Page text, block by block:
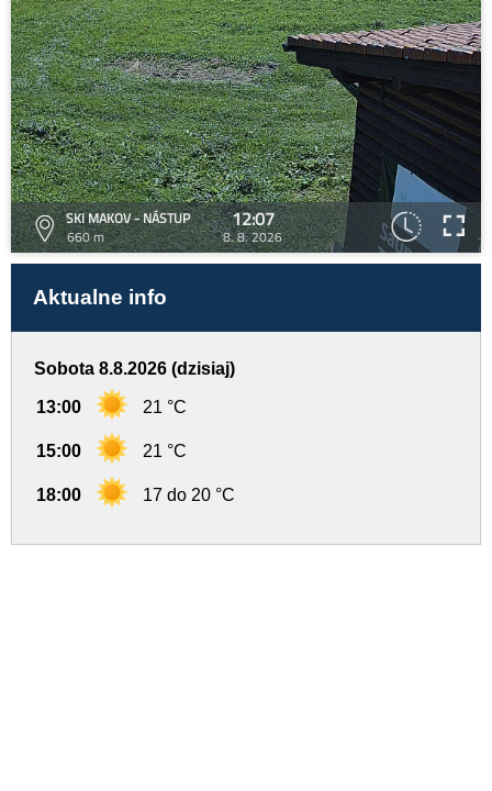
SKI MAKOV - NÁSTUP
660 m
12:07
8. 8. 2026
Aktualne info
Sobota 8.8.2026 (dzisiaj)
13:00 21 °C
15:00 21 °C
18:00 17 do 20 °C